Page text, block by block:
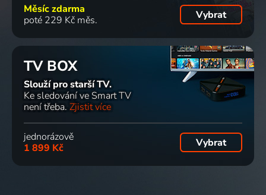
Měsíc zdarma
poté 229 Kč měs.
Vybrat
TV BOX
Slouží pro starší TV.
Ke sledování ve Smart TV
není třeba. Zjistit více
jednorázově
1 899 Kč
Vybrat